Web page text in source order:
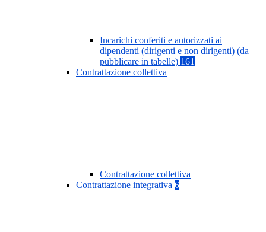
Incarichi conferiti e autorizzati ai
dipendenti (dirigenti e non dirigenti) (da
pubblicare in tabelle) 161
Contrattazione collettiva
Contrattazione collettiva
Contrattazione integrativa 6